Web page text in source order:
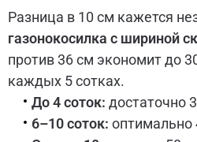
Разница в 10 см кажется
газонокосилка с шириной
против 36 см экономит до
каждых 5 сотках.
До 4 соток: достаточно
6–10 соток: оптимально